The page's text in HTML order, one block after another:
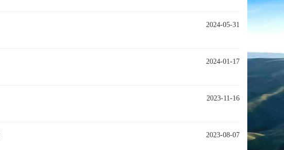
2024-05-31
2024-01-17
2023-11-16
2023-08-07